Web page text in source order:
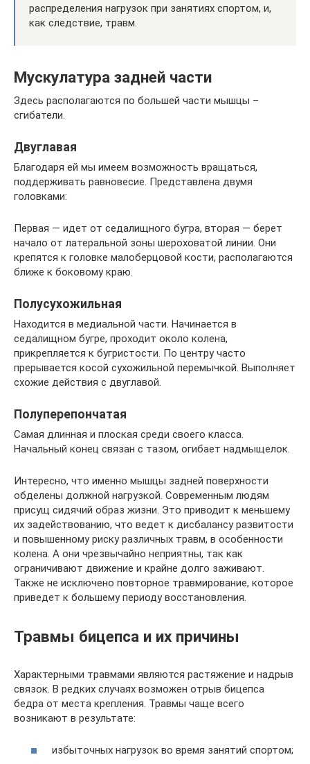
распределения нагрузок при занятиях спортом, и,
как следствие, травм.
Мускулатура задней части
Здесь располагаются по большей части мышцы –
сгибатели.
Двуглавая
Благодаря ей мы имеем возможность вращаться,
поддерживать равновесие. Представлена двумя
головками:
Первая — идет от седалищного бугра, вторая — берет
начало от латеральной зоны шероховатой линии. Они
крепятся к головке малоберцовой кости, располагаются
ближе к боковому краю.
Полусухожильная
Находится в медиальной части. Начинается в
седалищном бугре, проходит около колена,
прикрепляется к бугристости. По центру часто
прерывается косой сухожильной перемычкой. Выполняет
схожие действия с двуглавой.
Полуперепончатая
Самая длинная и плоская среди своего класса.
Начальный конец связан с тазом, огибает надмыщелок.
Интересно, что именно мышцы задней поверхности
обделены должной нагрузкой. Современным людям
присущ сидячий образ жизни. Это приводит к меньшему
их задействованию, что ведет к дисбалансу развитости
и повышенному риску различных травм, в особенности
колена. А они чрезвычайно неприятны, так как
ограничивают движение и крайне долго заживают.
Также не исключено повторное травмирование, которое
приведет к большему периоду восстановления.
Травмы бицепса и их причины
Характерными травмами являются растяжение и надрыв
связок. В редких случаях возможен отрыв бицепса
бедра от места крепления. Травмы чаще всего
возникают в результате:
избыточных нагрузок во время занятий спортом;